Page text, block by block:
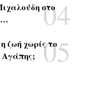
στο
ζωή χωρίς το
Αγάπης;